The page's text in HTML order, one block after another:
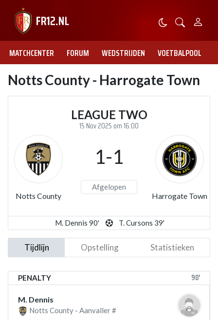
MATCHCENTER FORUM WEDSTRIJDEN VOETBALPOOL
Notts County - Harrogate Town
LEAGUE TWO
15 Nov 2025 om 16:00
Notts County
1-1
Afgelopen
Harrogate Town
M. Dennis 90' T. Cursons 39'
Tijdlijn Opstelling Statistieken
PENALTY 90'
M. Dennis
Notts County - Aanvaller #